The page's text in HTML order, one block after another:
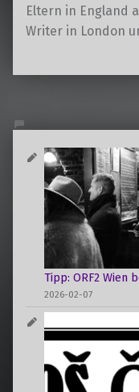
Eltern in England
Writer in London
Tipp: ORF2 Wien
2026-02-07